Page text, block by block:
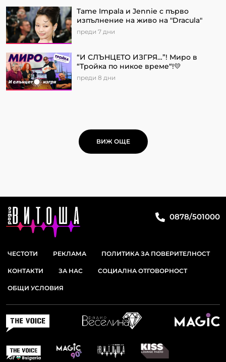
Tame Impala и Jennie с първо
изпълнение на живо на "Dracula"
преди 7 дни
“И СЛЪНЦЕТО ИЗГРЯ…”! Миро в
“Тройка по никое време“!💛
преди 8 дни
ВИЖ ОЩЕ
0878/501000
ЧЕСТОТИ РЕКЛАМА ПОЛИТИКА ЗА ПОВЕРИТЕЛНОСТ
КОНТАКТИ ЗА НАС СОЦИАЛНА ОТГОВОРНОСТ
ОБЩИ УСЛОВИЯ